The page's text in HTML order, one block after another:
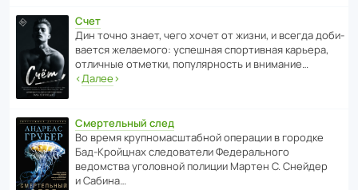
Счет
Дин точно знает, чего хочет от жизни, и всегда доби­
ва­ется жела­е­мого: успе­шная спор­ти­вная карьера,
отли­чные отметки, попу­ля­р­ность и внимание…
‹Далее›
Смертельный след
Во время круп­но­мас­ш­та­бной операции в городке
Бад‑Крой­цнах следо­ва­тели Феде­раль­ного
ведомства уголо­вной полиции Мартен С. Снейдер
и Сабина…